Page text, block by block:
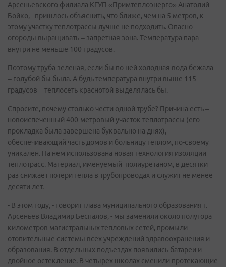
Арсеньевского филиала КГУП «Примтеплоэнерго» Анатолий
Бойко, - пришлось объяснить, что ближе, чем на 5 метров, к
этому участку теплотрассы лучше не подходить. Опасно
огороды выращивать – запретная зона. Температура пара
внутри не меньше 100 градусов.
Поэтому труба зеленая, если бы по ней холодная вода бежала
– голубой бы была. А будь температура внутри выше 115
градусов – теплосеть краснотой выделялась бы.
Спросите, почему столько чести одной трубе? Причина есть –
новоиспеченный 400-метровый участок теплотрассы (его
прокладка была завершена буквально на днях),
обеспечивающий часть домов и больницу теплом, по-своему
уникален. На нем использована новая технология изоляции
теплотрасс. Материал, именуемый полиуретаном, в десятки
раз снижает потери тепла в трубопроводах и служит не менее
десяти лет.
- В этом году, - говорит глава муниципального образования г.
Арсеньев Владимир Беспалов, - мы заменили около полутора
километров магистральных тепловых сетей, промыли
отопительные системы всех учреждений здравоохранения и
образования. В отдельных подъездах появились батареи и
двойное остекление. В четырех школах сменили протекающие